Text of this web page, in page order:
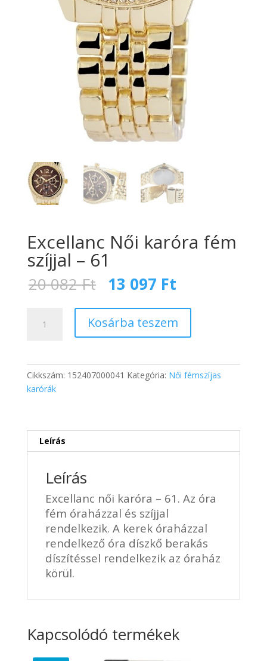
Excellanc Női karóra fém
szíjjal – 61
20 082Ft Original
price
was:
20
082 Ft.
13 097 Ft
is:
13
097 Ft.
szíjjal
-
Kosárba teszem
Cikkszám: 152407000041 Kategória: Női fémszíjas
karórák
Leírás
Leírás
Excellanc női karóra – 61. Az óra
fém óraházzal és szíjjal
rendelkezik. A kerek óraházzal
rendelkező óra díszkő berakás
díszítéssel rendelkezik az óraház
körül.
Kapcsolódó termékek